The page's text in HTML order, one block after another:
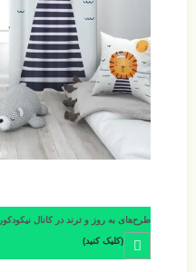
طرح‌های به روز و ترند در کانال نیکودکور
(کلیک کنید)